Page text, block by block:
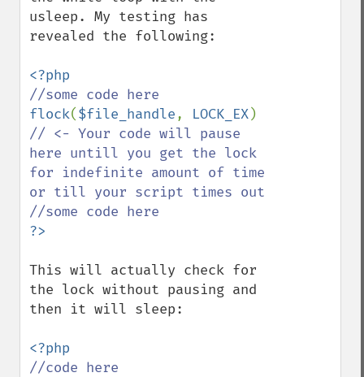
usleep. My testing has
revealed the following:
flock($file_handle, LOCK_EX
// <- Your code will pause
here untill you get the lock
for indefinite amount of time
or till your script times out
This will actually check for
the lock without pausing and
then it will sleep: